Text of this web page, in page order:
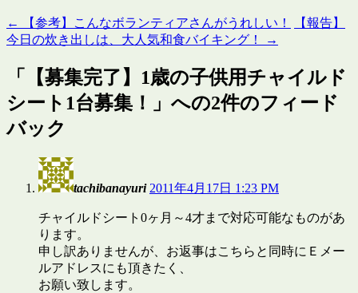
← 【参考】こんなボランティアさんがうれしい！
【報告】
今日の炊き出しは、大人気和食バイキング！
→
「
【募集完了】1歳の子供用チャイルド
シート1台募集！
」への2件のフィード
バック
tachibanayuri 2011年4月17日 1:23 PM
チャイルドシート0ヶ月～4才まで対応可能なものがあ
ります。
申し訳ありませんが、お返事はこちらと同時にＥメー
ルアドレスにも頂きたく、
お願い致します。